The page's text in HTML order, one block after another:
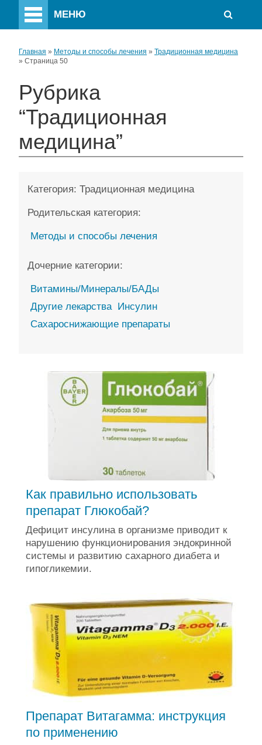
МЕНЮ
Главная » Методы и способы лечения » Традиционная медицина
» Страница 50
Рубрика
“Традиционная
медицина”
Категория: Традиционная медицина
Родительская категория:
Методы и способы лечения
Дочерние категории:
Витамины/Минералы/БАДы
Другие лекарства Инсулин
Сахароснижающие препараты
Как правильно использовать
препарат Глюкобай?
Дефицит инсулина в организме приводит к
нарушению функционирования эндокринной
системы и развитию сахарного диабета и
гипогликемии.
Препарат Витагамма: инструкция
по применению